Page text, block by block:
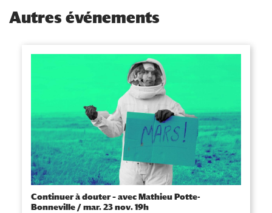
Autres événements
Continuer à douter – avec Mathieu Potte-
Bonneville / mar. 23 nov. 19h